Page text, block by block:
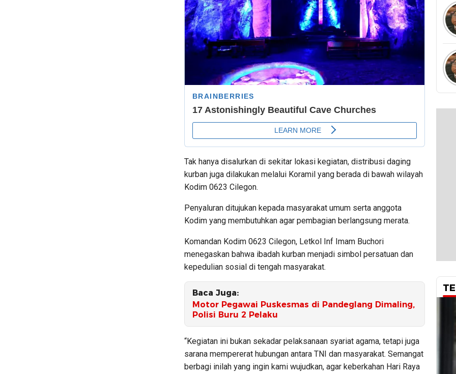
Tak hanya disalurkan di sekitar lokasi kegiatan, distribusi daging
kurban juga dilakukan melalui Koramil yang berada di bawah wilayah
Kodim 0623 Cilegon.
Penyaluran ditujukan kepada masyarakat umum serta anggota
Kodim yang membutuhkan agar pembagian berlangsung merata.
Komandan Kodim 0623 Cilegon, Letkol Inf Imam Buchori
menegaskan bahwa ibadah kurban menjadi simbol persatuan dan
kepedulian sosial di tengah masyarakat.
Baca Juga:
Motor Pegawai Puskesmas di Pandeglang Dimaling,
Polisi Buru 2 Pelaku
“Kegiatan ini bukan sekadar pelaksanaan syariat agama, tetapi juga
sarana mempererat hubungan antara TNI dan masyarakat. Semangat
berbagi inilah yang ingin kami wujudkan, agar keberkahan Hari Raya